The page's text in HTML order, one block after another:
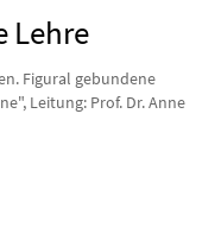
Lehre
Figural gebundene
Leitung: Prof. Dr. Anne